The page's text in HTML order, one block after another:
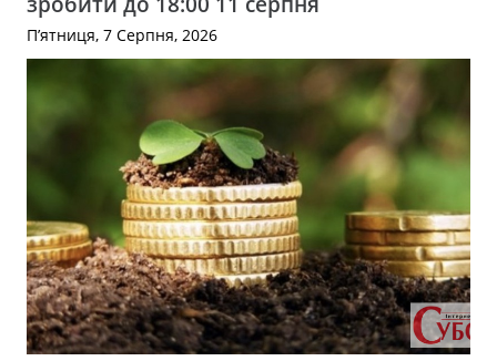
П’ятниця, 7 Серпня, 2026